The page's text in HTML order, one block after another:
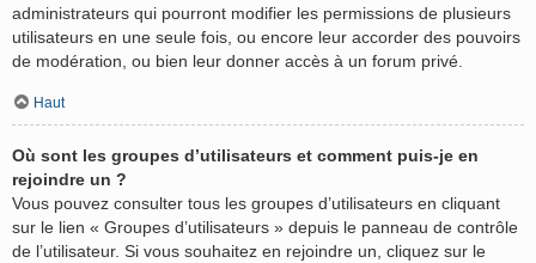
administrateurs qui pourront modifier les permissions de plusieurs
utilisateurs en une seule fois, ou encore leur accorder des pouvoirs
de modération, ou bien leur donner accès à un forum privé.
Haut
Où sont les groupes d’utilisateurs et comment puis-je en
rejoindre un ?
Vous pouvez consulter tous les groupes d’utilisateurs en cliquant
sur le lien « Groupes d’utilisateurs » depuis le panneau de contrôle
de l’utilisateur. Si vous souhaitez en rejoindre un, cliquez sur le